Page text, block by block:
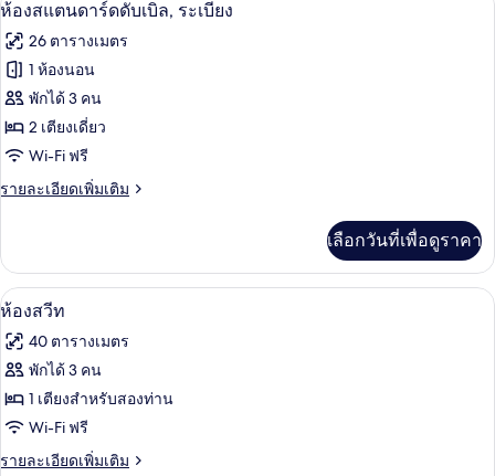
ห้อง
ดับเบิล
ภาพถ่าย
ทั้งหมด
ของ
ห้อง
สแตนดาร์ด
ดับเบิล,
3
ห้องสแตนดาร์ดดับเบิล, ระเบียง
26 ตารางเมตร
1 ห้องนอน
พักได้ 3 คน
2 เตียงเดี่ยว
Wi-Fi ฟรี
รายละเอียดเพิ่มเติม
ราย
เกี่ยว
กับ
ห้อง
ดับเบิล,
ระเบียง
เลือกวันที่เพื่อดูราคา
เปิด
ภาพถ่าย
ทั้งหมด
ของ
ห้อง
สวีท
ห้องสวีท | ห้องน้ำ | ของใช้ในห้องน้ำเ
3
ห้องสวีท
40 ตารางเมตร
พักได้ 3 คน
1 เตียงสำหรับสองท่าน
Wi-Fi ฟรี
รายละเอียดเพิ่มเติม
ราย